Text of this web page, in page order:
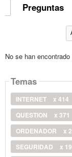
Preguntas
No se han encontrado
Temas
INTERNET
x 414
QUESTION
x 371
ORDENADOR
x
SEGURIDAD
x